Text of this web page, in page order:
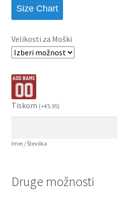
Size Chart
Velikosti za Moški
Tiskom (+€5.95)
Imei / Številka
Druge možnosti